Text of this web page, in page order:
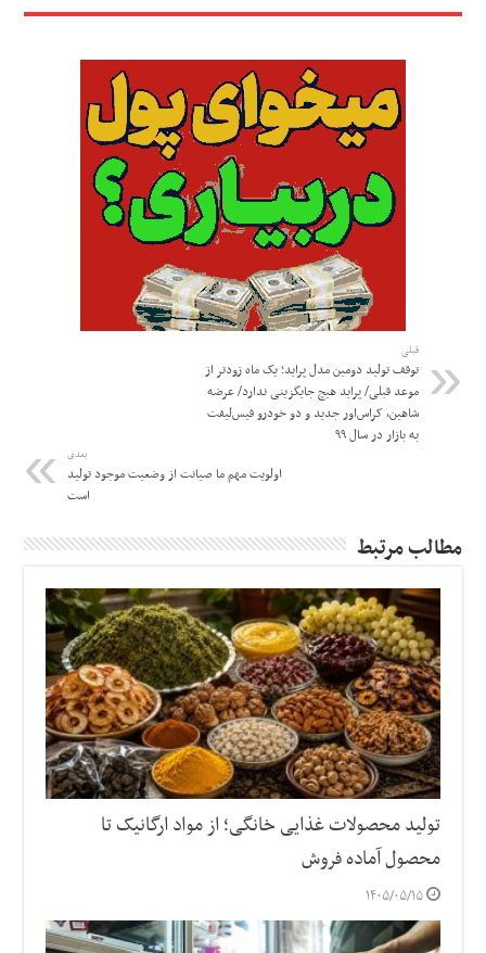
قبلی
توقف تولید دومین مدل پراید؛ یک ماه زودتر از
موعد قبلی/ پراید هیچ جایگزینی ندارد/ عرضه
شاهین، کراس‌اور جدید و دو خودرو فیس‌لیفت
به بازار در سال ۹۹
بعدی
اولویت مهم ما صیانت از وضعیت موجود تولید
است
مطالب مرتبط
تولید محصولات غذایی خانگی؛ از مواد ارگانیک تا
محصول آماده فروش
۱۴۰۵/۰۵/۱۵